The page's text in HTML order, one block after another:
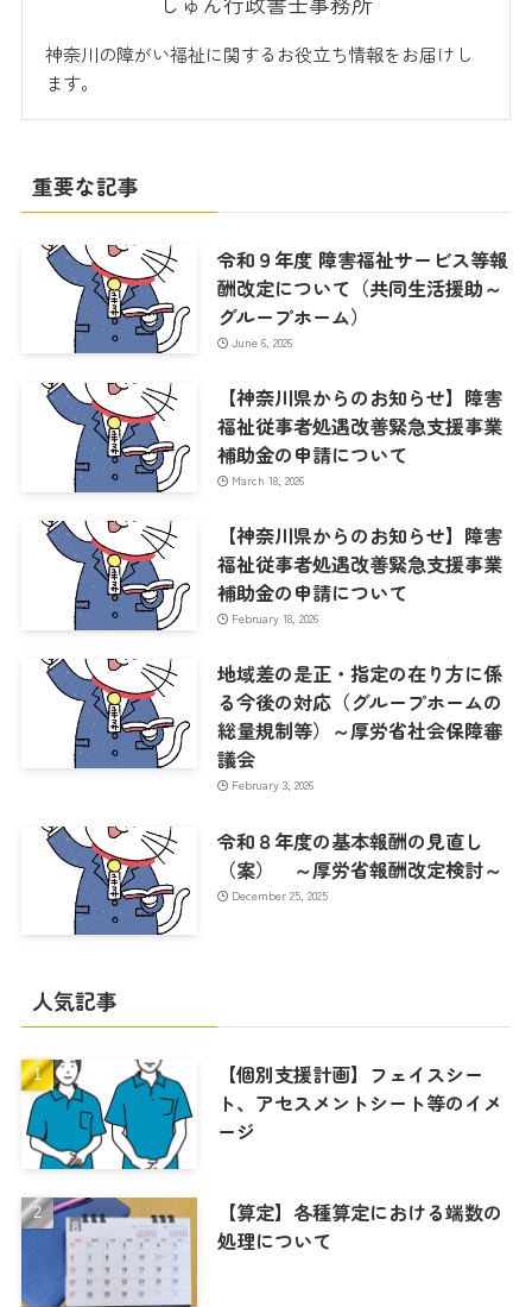
神奈川の障がい福祉に関するお役立ち情報をお届けし
ます。
重要な記事
令和９年度 障害福祉サービス等報
酬改定について（共同生活援助～
グループホーム）
June 6, 2026
【神奈川県からのお知らせ】障害
福祉従事者処遇改善緊急支援事業
補助金の申請について
March 18, 2026
【神奈川県からのお知らせ】障害
福祉従事者処遇改善緊急支援事業
補助金の申請について
February 18, 2026
地域差の是正・指定の在り方に係
る今後の対応（グループホームの
総量規制等）～厚労省社会保障審
議会
February 3, 2026
令和８年度の基本報酬の見直し
（案） ～厚労省報酬改定検討～
December 25, 2025
人気記事
【個別支援計画】フェイスシー
ト、アセスメントシート等のイメ
ージ
【算定】各種算定における端数の
処理について